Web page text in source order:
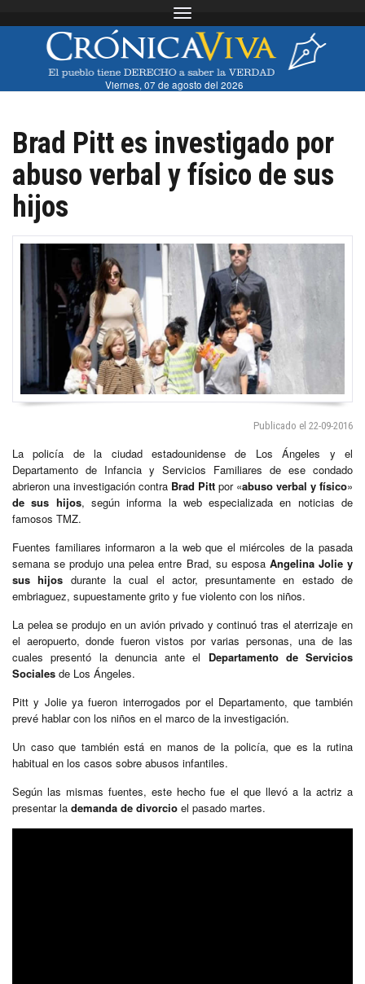
Toggle navigation
Viernes, 07 de agosto del 2026
Brad Pitt es investigado por
abuso verbal y físico de sus
hijos
Publicado el 22-09-2016
La policía de la ciudad estadounidense de Los Ángeles y el
Departamento de Infancia y Servicios Familiares de ese condado
abrieron una investigación contra Brad Pitt por «abuso verbal y físico»
de sus hijos, según informa la web especializada en noticias de
famosos TMZ.
Fuentes familiares informaron a la web que el miércoles de la pasada
semana se produjo una pelea entre Brad, su esposa Angelina Jolie y
sus hijos durante la cual el actor, presuntamente en estado de
embriaguez, supuestamente grito y fue violento con los niños.
La pelea se produjo en un avión privado y continuó tras el aterrizaje en
el aeropuerto, donde fueron vistos por varias personas, una de las
cuales presentó la denuncia ante el Departamento de Servicios
Sociales de Los Ángeles.
Pitt y Jolie ya fueron interrogados por el Departamento, que también
prevé hablar con los niños en el marco de la investigación.
Un caso que también está en manos de la policía, que es la rutina
habitual en los casos sobre abusos infantiles.
Según las mismas fuentes, este hecho fue el que llevó a la actriz a
presentar la demanda de divorcio el pasado martes.